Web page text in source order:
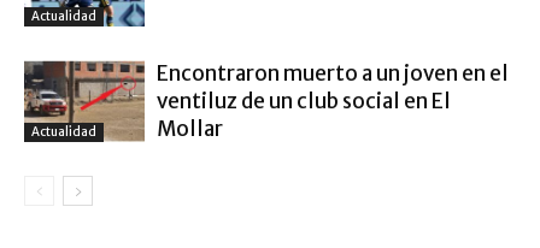
Actualidad
Actualidad
Encontraron muerto a un joven en el
ventiluz de un club social en El
Mollar